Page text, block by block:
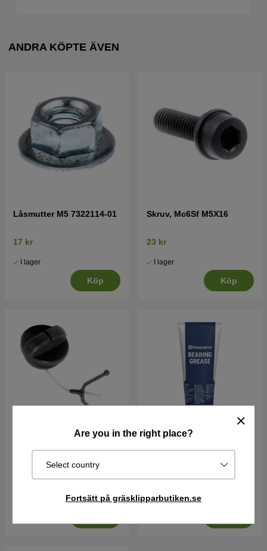
Are you in the right place?
Select country
Fortsätt på gräsklipparbutiken.se
ANDRA KÖPTE ÄVEN
Låsmutter M5 7322114-01
17 kr
I lager
Köp
Skruv, Mc6Sf M5X16
23 kr
I lager
Köp
Tanklock Kpl
150 kr
Husqvarna Smörjfett,
139 kr
I lager